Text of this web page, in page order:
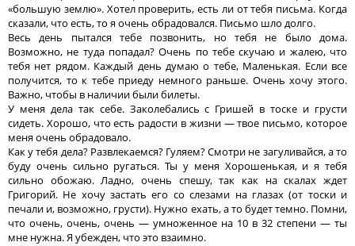
«большую землю». Хотел проверить, есть ли от тебя письма. Когда
сказали, что есть, то я очень обрадовался. Письмо шло долго.
Весь день пытался тебе позвонить, но тебя не было дома.
Возможно, не туда попадал? Очень по тебе скучаю и жалею, что
тебя нет рядом. Каждый день думаю о тебе, Маленькая. Если все
получится, то к тебе приеду немного раньше. Очень хочу этого.
Важно, чтобы в наличии были билеты.
У меня дела так себе. Заколебались с Гришей в тоске и грусти
сидеть. Хорошо, что есть радости в жизни — твое письмо, которое
меня очень обрадовало.
Как у тебя дела? Развлекаемся? Гуляем? Смотри не загуливайся, а то
буду очень сильно ругаться. Ты у меня Хорошенькая, и я тебя
сильно обожаю. Ладно, очень спешу, так как на скалах ждет
Григорий. Не хочу застать его со слезами на глазах (от тоски и
печали и, возможно, грусти). Нужно ехать, а то будет темно. Помни,
что очень, очень, очень — умноженное на 10 в 32 степени — ты
мне нужна. Я убежден, что это взаимно.